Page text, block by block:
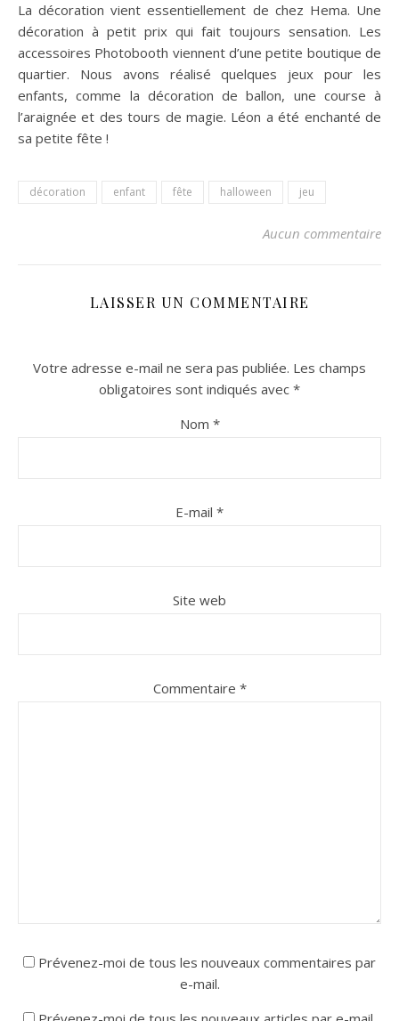
La décoration vient essentiellement de chez Hema. Une
décoration à petit prix qui fait toujours sensation. Les
accessoires Photobooth viennent d’une petite boutique de
quartier. Nous avons réalisé quelques jeux pour les
enfants, comme la décoration de ballon, une course à
l’araignée et des tours de magie. Léon a été enchanté de
sa petite fête !
décoration enfant fête halloween jeu
Aucun commentaire
LAISSER UN COMMENTAIRE
Votre adresse e-mail ne sera pas publiée. Les champs
obligatoires sont indiqués avec *
Nom *
E-mail *
Site web
Commentaire *
Prévenez-moi de tous les nouveaux commentaires par
e-mail.